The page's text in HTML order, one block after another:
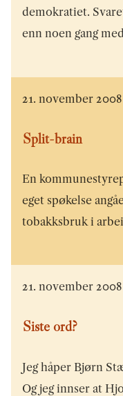
demokratiet.
enn noen gang
21. november 2008
Split-brain
En
eget spøkelse
tobakksbruk i
21. november 2008
Siste ord?
Jeg håper Bjørn
Og jeg innser at